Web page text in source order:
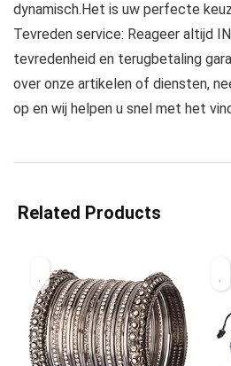
dynamisch.Het is uw perfecte
Tevreden service: Reageer altijd
tevredenheid en terugbetaling
over onze artikelen of diensten,
op en wij helpen u snel met het
Related Products